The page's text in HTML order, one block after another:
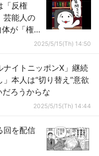
「反権
芸能人の
が「権
2025/5/15(Th) 14:50
イトニッポンX」継続
本人は“切り替え”意欲
いだろうからな
2025/5/15(Th) 14:44
回を配信